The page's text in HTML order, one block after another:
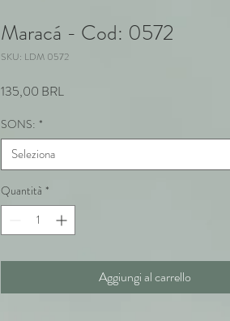
Maracá - Cod: 0572
SKU: LDM 0572
135,00 BRLPrezzo
SONS: *
Seleziona
Quantità *
Aggiungi al carrello